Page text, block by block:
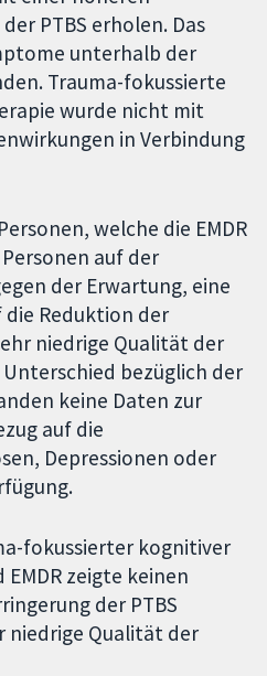
PTBS erholen. Das
unterhalb der
Trauma-fokussierte
wurde nicht mit
in Verbindung
welche die EMDR
auf der
der Erwartung, eine
die Reduktion der
niedrige Qualität der
Unterschied bezüglich der
keine Daten zur
auf die
Depressionen oder
fokussierter kognitiver
zeigte keinen
der PTBS
niedrige Qualität der